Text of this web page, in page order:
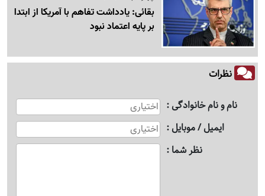
بقائی: یادداشت تفاهم با آمریکا از ابتدا
بر پایه اعتماد نبود
نظرات
نام و نام خانوادگی
ایمیل / موبایل
نظر شما